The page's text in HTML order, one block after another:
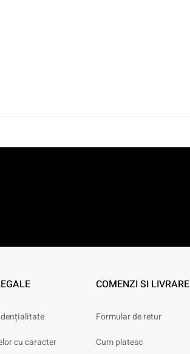
cu caracter
COMENZI SI LIVRARE
Formular de retur
Cum platesc